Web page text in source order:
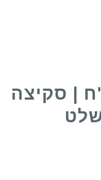
עד הבית ב30 ש"ח | סקיצה